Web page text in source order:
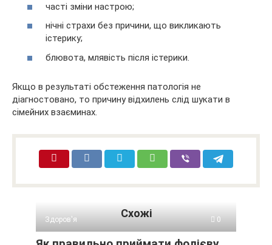
часті зміни настрою;
нічні страхи без причини, що викликають
істерику;
блювота, млявість після істерики.
Якщо в результаті обстеження патологія не
діагностовано, то причину відхилень слід шукати в
сімейних взаєминах.
Схожі
Здоров'я 0